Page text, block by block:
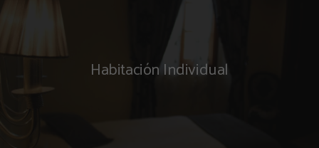
Habitación Individual